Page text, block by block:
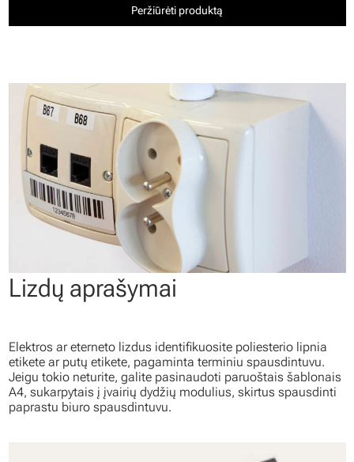
Peržiūrėti produktą
Lizdų aprašymai
Elektros ar eterneto lizdus identifikuosite poliesterio lipnia
etikete ar putų etikete, pagaminta terminiu spausdintuvu.
Jeigu tokio neturite, galite pasinaudoti paruoštais šablonais
A4, sukarpytais į įvairių dydžių modulius, skirtus spausdinti
paprastu biuro spausdintuvu.